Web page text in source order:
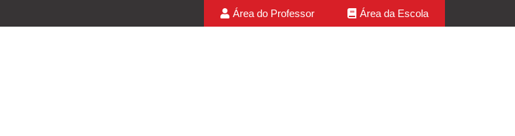
Área do Professor Área da Escola